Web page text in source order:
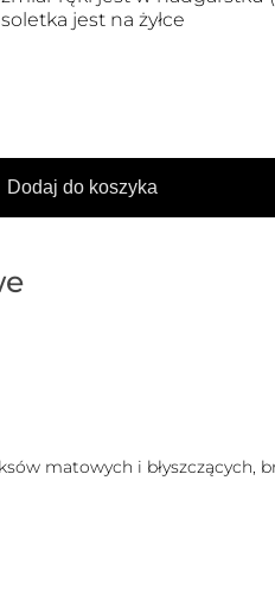
jest na żyłce
Dodaj do koszyka
matowych i błyszczących,